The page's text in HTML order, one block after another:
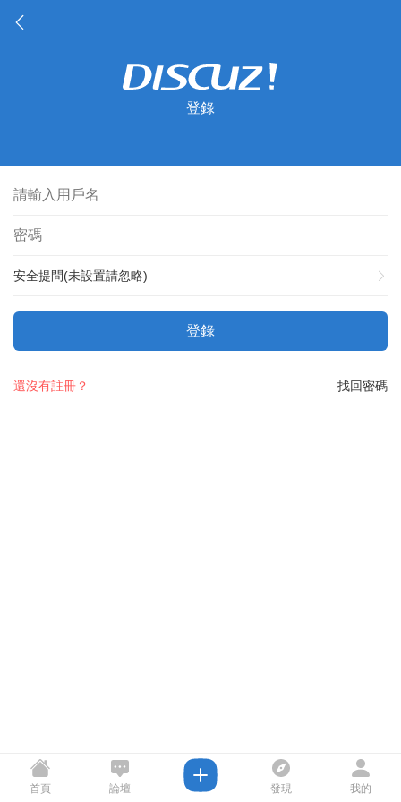
登錄
安全提問(未設置請忽略)
登錄
找回密碼
還沒有註冊？
首頁 論壇 發現 我的